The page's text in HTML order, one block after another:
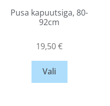
Pusa kapuutsiga, 80-
92cm
19,50€
Vali